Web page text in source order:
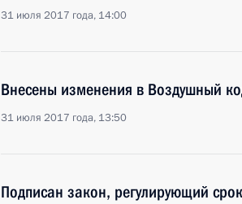
31 июля 2017 года, 14:00
Внесены изменения в Воздушный
31 июля 2017 года, 13:50
Подписан закон, регулирующий